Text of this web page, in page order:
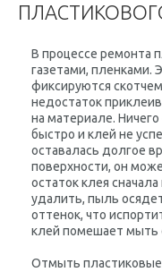
В процессе ремонта
газетами, пленками.
фиксируются
недостаток
на материале.
быстро и клей не
оставалась долгое
поверхности, он
остаток клея
удалить, пыль
оттенок, что
клей помешает мыть
Отмыть